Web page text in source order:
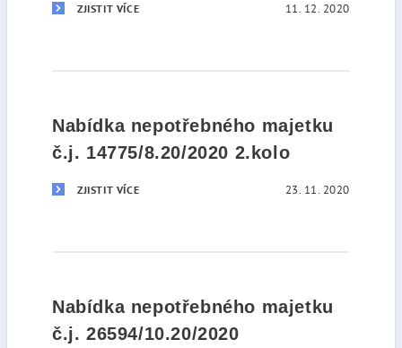
ZJISTIT VÍCE 11. 12. 2020
Nabídka nepotřebného majetku
č.j. 14775/8.20/2020 2.kolo
ZJISTIT VÍCE 23. 11. 2020
Nabídka nepotřebného majetku
č.j. 26594/10.20/2020